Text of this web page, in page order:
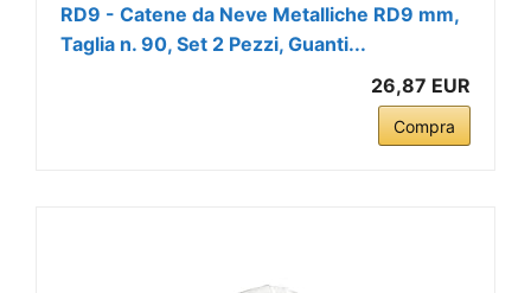
RD9 - Catene da Neve Metalliche RD9 mm,
Taglia n. 90, Set 2 Pezzi, Guanti...
26,87 EUR
Compra